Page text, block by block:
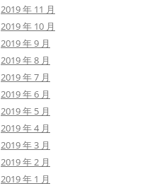
2019 年 11 月
2019 年 10 月
2019 年 9 月
2019 年 8 月
2019 年 7 月
2019 年 6 月
2019 年 5 月
2019 年 4 月
2019 年 3 月
2019 年 2 月
2019 年 1 月